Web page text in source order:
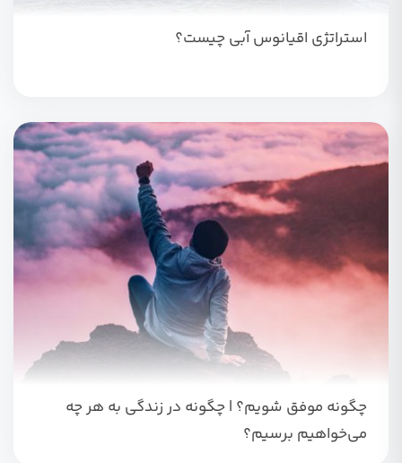
استراتژی اقیانوس آبی چیست؟
چگونه موفق شویم؟ | چگونه در زندگی به هر چه
می‌خواهیم برسیم؟